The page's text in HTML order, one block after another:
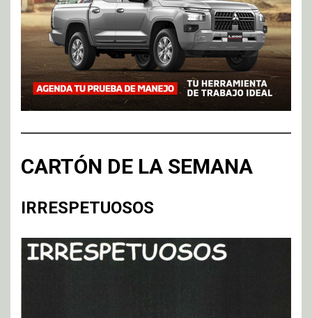
CARTÓN DE LA SEMANA
IRRESPETUOSOS